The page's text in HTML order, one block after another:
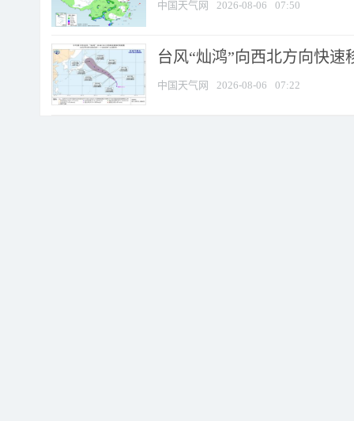
中国天气网 2026-08-06 07:50
台风“灿鸿”向西北方向快
中国天气网 2026-08-06 07:22